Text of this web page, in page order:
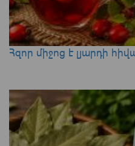
Հզոր միջոց է լյարդի